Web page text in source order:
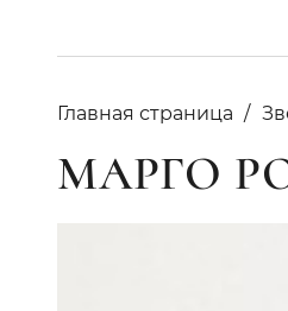
Главная страница
МАРГО